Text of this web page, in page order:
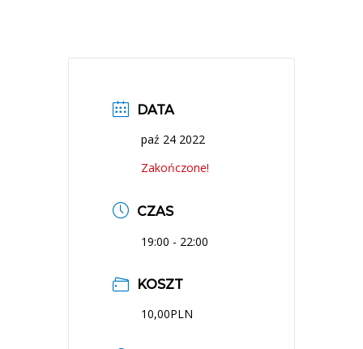
DATA
paź 24 2022
Zakończone!
CZAS
19:00 - 22:00
KOSZT
10,00PLN